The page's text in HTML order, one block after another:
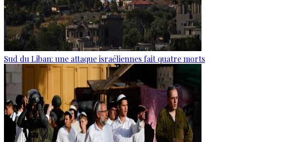
Sud du Liban: une attaque israéliennes fait quatre morts